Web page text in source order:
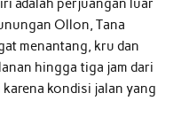
adalah perjuangan luar
Ollon, Tana
menantang, kru dan
hingga tiga jam dari
kondisi jalan yang